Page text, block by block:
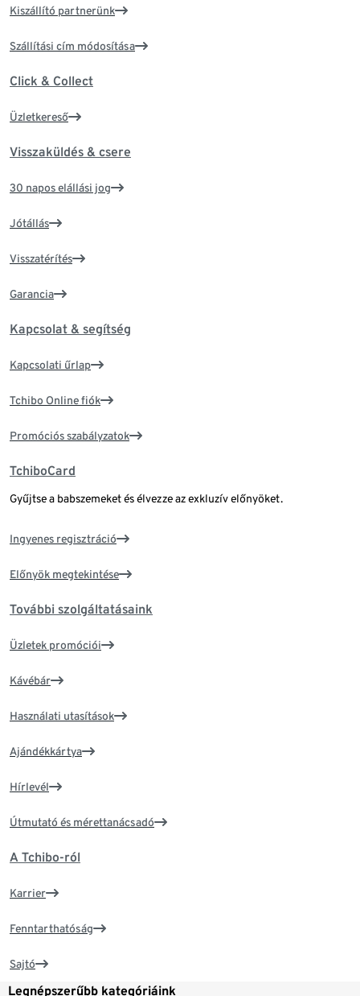
Kiszállító partnerünk
Szállítási cím módosítása
Click & Collect
Üzletkereső
Visszaküldés & csere
30 napos elállási jog
Jótállás
Visszatérítés
Garancia
Kapcsolat & segítség
Kapcsolati űrlap
Tchibo Online fiók
Promóciós szabályzatok
TchiboCard
Gyűjtse a babszemeket és élvezze az exkluzív előnyöket.
Ingyenes regisztráció
Előnyök megtekintése
További szolgáltatásaink
Üzletek promóciói
Kávébár
Használati utasítások
Ajándékkártya
Hírlevél
Útmutató és mérettanácsadó
A Tchibo-ról
Karrier
Fenntarthatóság
Sajtó
Legnépszerűbb kategóriáink